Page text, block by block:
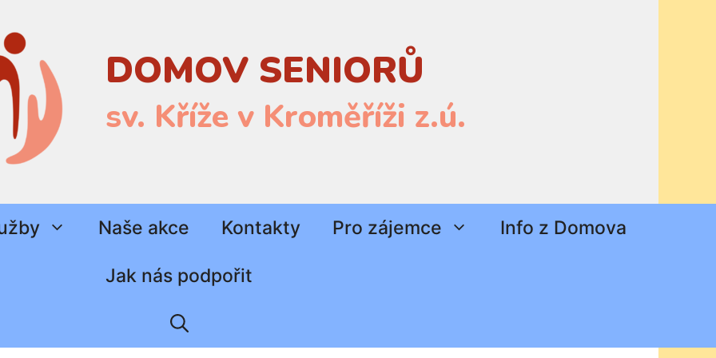
DOMOV SENIORŮ
sv. Kříže v Kroměříži z.ú.
Naše akce Kontakty Pro zájemce Info z Domova
Jak nás podpořit